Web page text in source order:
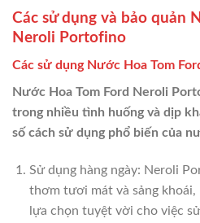
Các sử dụng và bảo quản
Neroli Portofino
Các sử dụng Nước Hoa Tom
Nước Hoa Tom Ford Neroli
trong nhiều tình huống và dịp
số cách sử dụng phổ biến của
Sử dụng hàng ngày: Neroli
thơm tươi mát và sảng
lựa chọn tuyệt vời cho việc